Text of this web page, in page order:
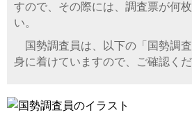
すので、その際には、調査票が何
い。
国勢調査員は、以下の「国勢調
身に着けていますので、ご確認くだ